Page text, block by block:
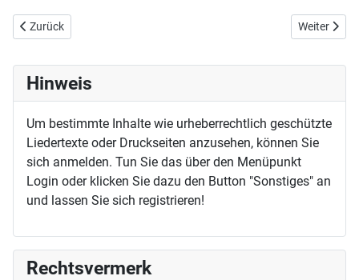
Vorheriger Beitrag: Jesus sprach zu seinen Jüngern: Das
Zurück Nächster
Weiter
Hinweis
Um bestimmte Inhalte wie urheberrechtlich geschützte
Liedertexte oder Druckseiten anzusehen, können Sie
sich anmelden. Tun Sie das über den Menüpunkt
Login oder klicken Sie dazu den Button "Sonstiges" an
und lassen Sie sich registrieren!
Rechtsvermerk